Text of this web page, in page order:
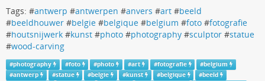
Tags: #antwerp #antwerpen #anvers #art #beeld
#beeldhouwer #belgie #belgique #belgium #foto #fotografie
#houtsnijwerk #kunst #photo #photography #sculptor #statue
#wood-carving
#photography #foto #photo #art #fotografie #belgium
#antwerp #statue #belgie #kunst #belgique #beeld